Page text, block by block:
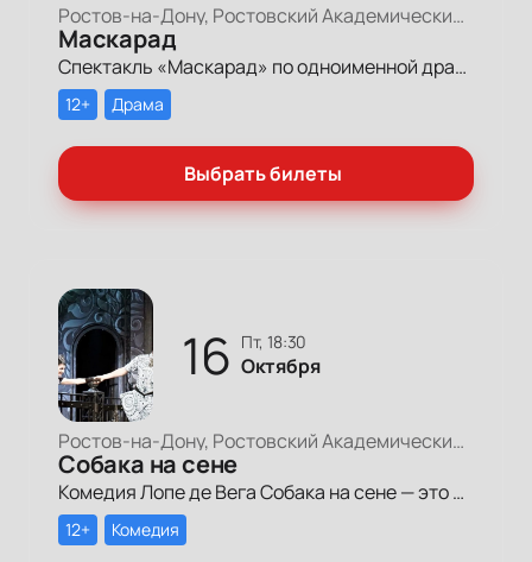
Ростов-на-Дону, Ростовский Академический Театр Драмы, Большая сцена
Маскарад
Спектакль «Маскарад» по одноименной драме одного из величайших русских поэтов. Волшебное путешествие в мир тайн и иллюзий!
12+ Драма
Выбрать билеты
16 пт, 18:30
Октября
Ростов-на-Дону, Ростовский Академический Театр Драмы, Большая сцена
Собака на сене
Комедия Лопе де Вега Собака на сене — это разговор о любви, подробный и серьезный, но в изящной и лёгкой форме.
12+ Комедия